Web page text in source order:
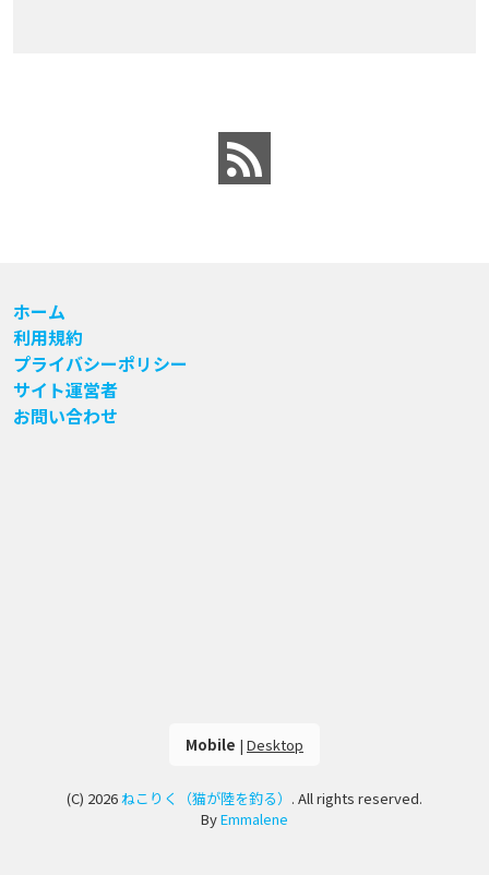
ホーム
利用規約
プライバシーポリシー
サイト運営者
お問い合わせ
Mobile | Desktop
(C) 2026ねこりく（猫が陸を釣る） . All rights reserved.
ByEmmalene